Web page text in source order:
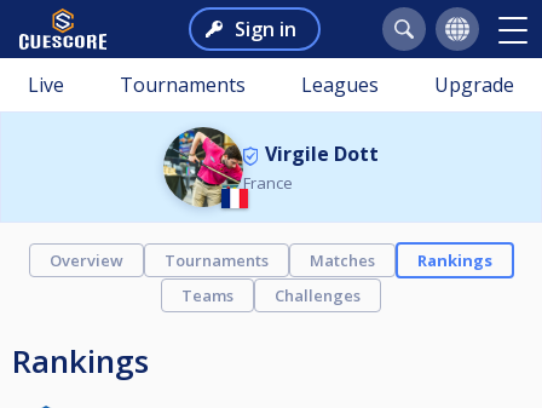
Sign in
Live Tournaments Leagues Upgrade
Virgile Dott
France
Overview Tournaments Matches
Rankings
Teams
Challenges
Rankings